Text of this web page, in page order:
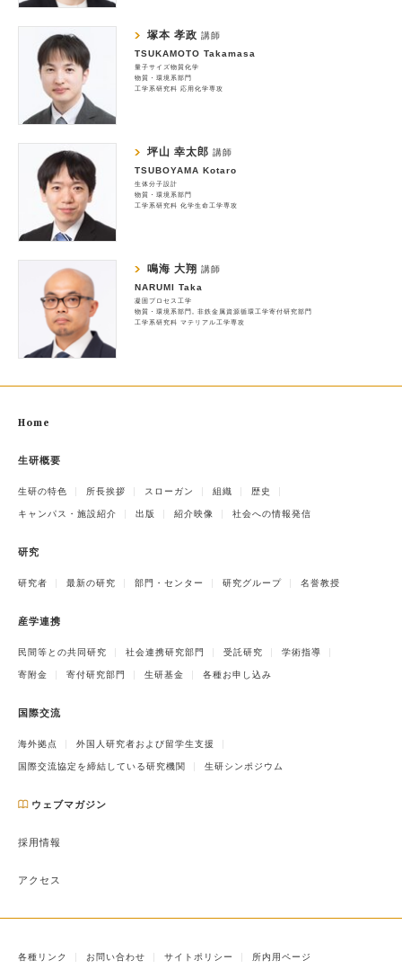
塚本 孝政 講師
TSUKAMOTO Takamasa
量子サイズ物質化学
物質・環境系部門
工学系研究科 応用化学専攻
坪山 幸太郎 講師
TSUBOYAMA Kotaro
生体分子設計
物質・環境系部門
工学系研究科 化学生命工学専攻
鳴海 大翔 講師
NARUMI Taka
凝固プロセス工学
物質・環境系部門
非鉄金属資源循環工学寄付研究部門
工学系研究科 マテリアル工学専攻
Home
生研概要
生研の特色 所長挨拶 スローガン 組織 歴史
キャンパス・施設紹介 出版 紹介映像 社会への情報発信
研究
研究者 最新の研究 部門・センター 研究グループ 名誉教授
産学連携
民間等との共同研究 社会連携研究部門 受託研究 学術指導
寄附金 寄付研究部門 生研基金 各種お申し込み
国際交流
海外拠点 外国人研究者および留学生支援
国際交流協定を締結している研究機関 生研シンポジウム
ウェブマガジン
採用情報
アクセス
各種リンク お問い合わせ サイトポリシー 所内用ページ